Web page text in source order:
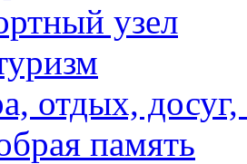
узел
отдых,
память